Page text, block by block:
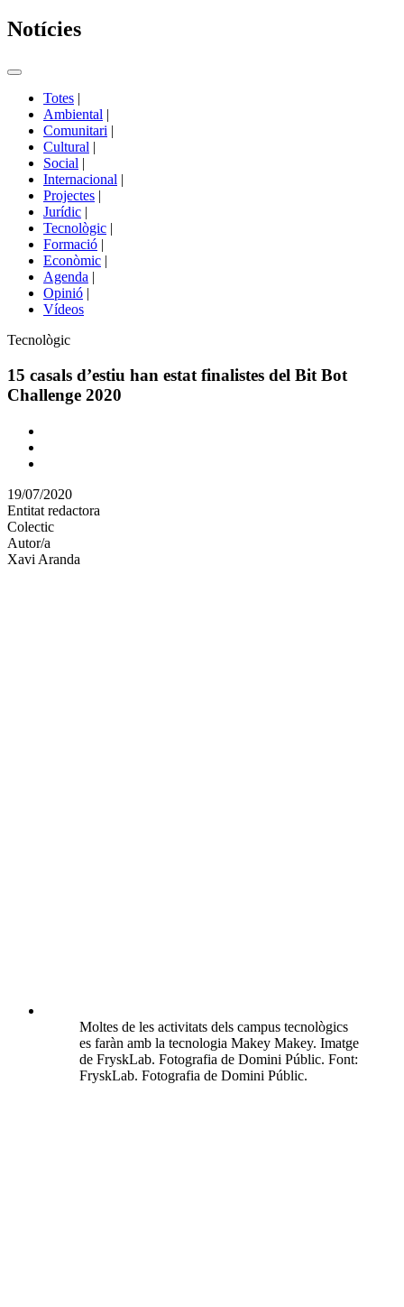
Notícies
Commutador
portals
Totes |
Ambiental |
Comunitari |
Cultural |
Social |
Internacional |
Projectes |
Jurídic |
Tecnològic |
Formació |
Econòmic |
Agenda |
Opinió |
Vídeos
Àmbit
la
notícia
Tecnològic
15 casals d’estiu han estat finalistes del Bit Bot
Challenge 2020
Comparteix
altres
xarxes
socials
19/07/2020
Entitat redactora
Colectic
Autor/a
Xavi Aranda
Moltes de les activitats dels campus tecnològics
es faràn amb la tecnologia Makey Makey. Imatge
de FryskLab. Fotografia de Domini Públic. Font:
FryskLab. Fotografia de Domini Públic.